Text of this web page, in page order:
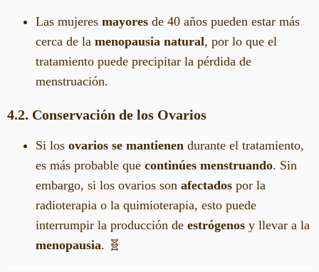
Las mujeres mayores de 40 años pueden estar más
cerca de la menopausia natural, por lo que el
tratamiento puede precipitar la pérdida de
menstruación.
4.2. Conservación de los Ovarios
Si los ovarios se mantienen durante el tratamiento,
es más probable que continúes menstruando. Sin
embargo, si los ovarios son afectados por la
radioterapia o la quimioterapia, esto puede
interrumpir la producción de estrógenos y llevar a la
menopausia. 🧬